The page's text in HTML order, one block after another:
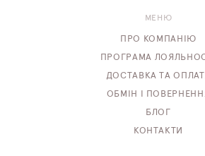
МЕНЮ
ПРО КОМПАНІЮ
ПРОГРАМА
ДОСТАВКА ТА
ОБМІН І
БЛОГ
КОНТАКТИ